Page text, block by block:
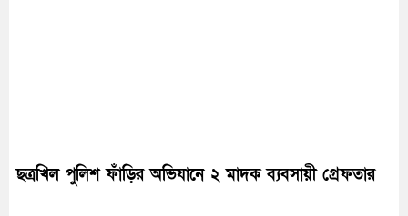
ছত্রখিল পুলিশ ফাঁড়ির অভিযানে ২ মাদক ব্যবসায়ী গ্রেফতার